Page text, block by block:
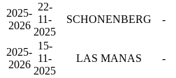
2025-
2026
22-
11-
2025
SCHONENBERG -
2025-
2026
15-
11-
2025
LAS MANAS -